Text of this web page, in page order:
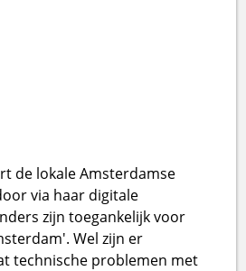
de lokale Amsterdamse
via haar digitale
zijn toegankelijk voor
Wel zijn er
technische problemen met